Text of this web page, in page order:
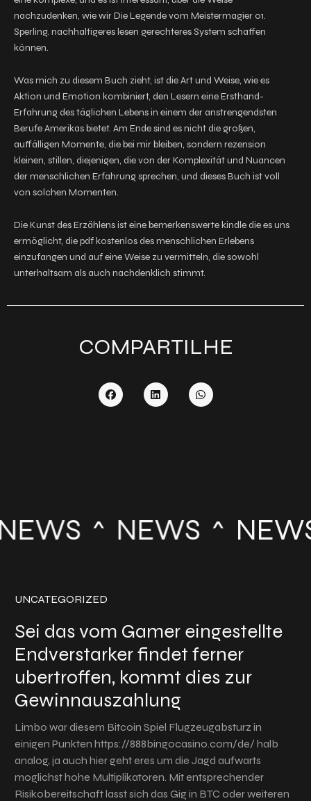
nachzudenken, wie wir Die Legende vom Meistermagier 01.
Sperling. nachhaltigeres lesen gerechteres System schaffen
können.
Was mich zu diesem Buch zieht, ist die Art und Weise, wie es
Aktion und Emotion kombiniert, den Lesern eine Ersthand-
Erfahrung des täglichen Lebens in einem der anstrengendsten
Berufe Amerikas bietet. Am Ende sind es nicht die großen,
auffälligen Momente, die bei mir bleiben, sondern rezension
kleinen, stillen, diejenigen, die von der Komplexität und Nuancen
der menschlichen Erfahrung sprechen, und dieses Buch ist voll
von solchen Momenten.
Die Kunst des Erzählens ist eine bemerkenswerte kindle die es uns
ermöglicht, die pdf kostenlos des menschlichen Erlebens
einzufangen und auf eine Weise zu vermitteln, die sowohl
unterhaltsam als auch nachdenklich stimmt.
COMPARTILHE
NEWS NEWS
UNCATEGORIZED
Sei das vom Gamer eingestellte
Endverstarker findet ferner
ubertroffen, kommt dies zur
Gewinnauszahlung
Limbo war diesem Bitcoin Spiel Flugzeugabsturz in
einigen Punkten https://888bingocasino.com/de/ halb
analog, ja auch hier geht eres um die Jagd aufwarts
moglichst hohe Multiplikatoren. Mit entsprechender
Risikobereitschaft lasst sich das Gig in BTC oder weiteren